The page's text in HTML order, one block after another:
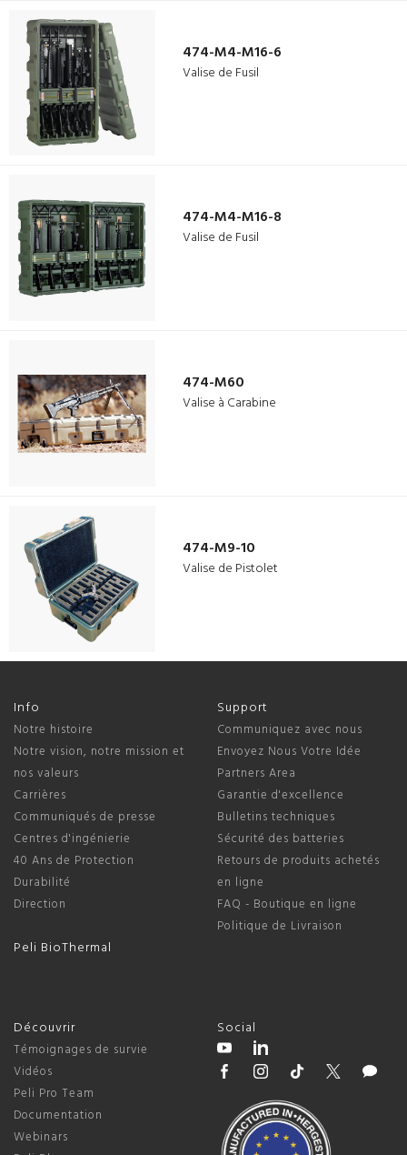
474-M4-M16-6
Valise de Fusil
474-M4-M16-8
Valise de Fusil
474-M60
Valise à Carabine
474-M9-10
Valise de Pistolet
Info
Notre histoire
Notre vision, notre mission et
nos valeurs
Carrières
Communiqués de presse
Centres d'ingénierie
40 Ans de Protection
Durabilité
Direction
Peli BioThermal
Support
Communiquez avec nous
Envoyez Nous Votre Idée
Partners Area
Garantie d'excellence
Bulletins techniques
Sécurité des batteries
Retours de produits achetés
en ligne
FAQ - Boutique en ligne
Politique de Livraison
Découvrir
Témoignages de survie
Vidéos
Peli Pro Team
Documentation
Webinars
Social